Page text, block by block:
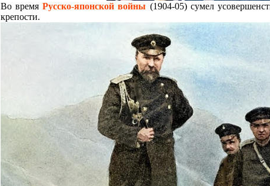
Во времяРусско-японской войны (1904-05) сумел
крепости.